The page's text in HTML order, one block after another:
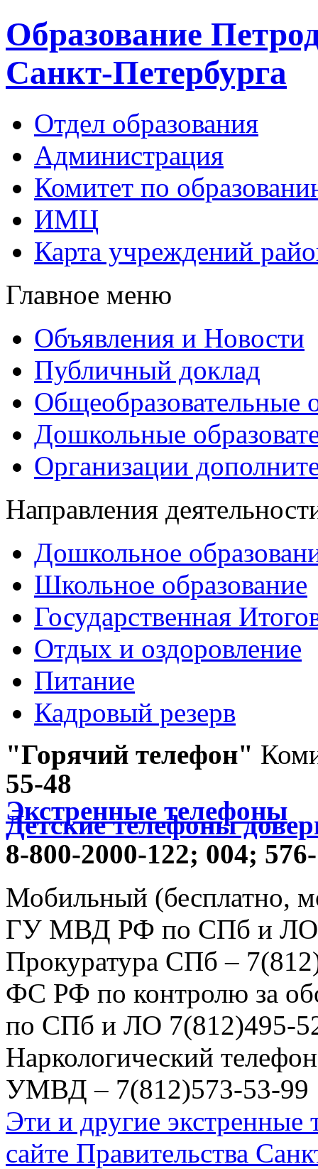
Образование
Санкт-Петербурга
Отдел образования
Администрация
Комитет по
ИМЦ
Карта учреждений
Главное меню
Объявления и Новости
Публичный доклад
Общеобразовательные
Дошкольные
Организации
Направления
Дошкольное
Школьное образование
Государственная
Отдых и оздоровление
Питание
Кадровый резерв
"Горячий телефон"
55-48
Экстренные телефоны
Детские телефоны
8-800-2000-122; 004;
Мобильный (бесплатно,
ГУ МВД РФ по СПб и ЛО
Прокуратура СПб –
ФС РФ по контролю за
по СПб и ЛО 7(812)495-
Наркологический
УМВД – 7(812)573-53-99
Эти и другие
сайте Правительства